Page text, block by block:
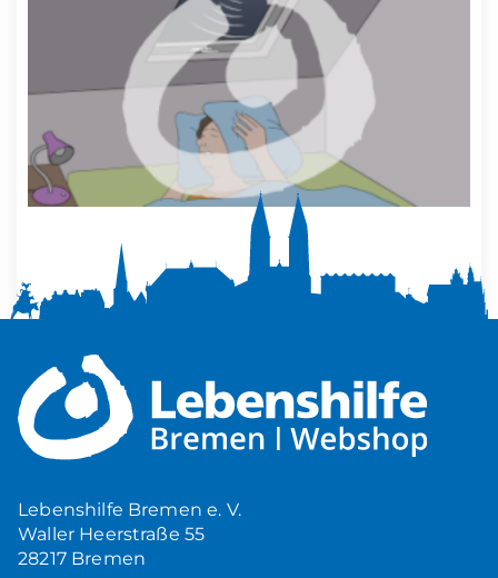
Mehr Ruhe zuhause
5,00€
Lebenshilfe Bremen e. V.
Waller Heerstraße 55
28217 Bremen